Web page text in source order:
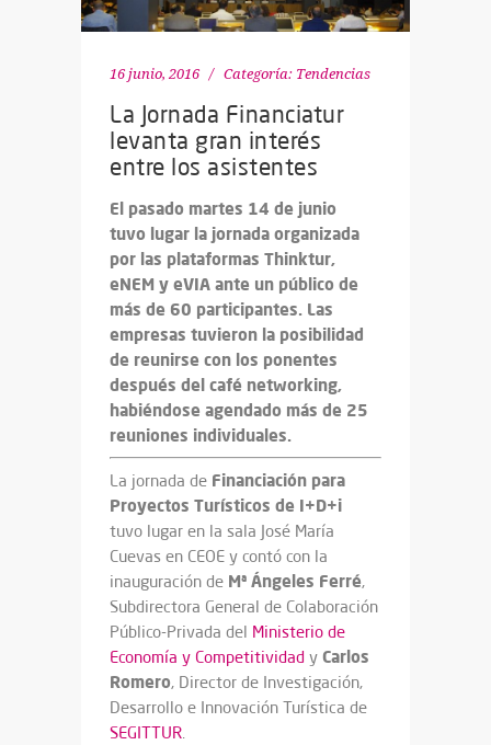
16 junio, 2016 Categoría: Tendencias
La Jornada Financiatur
levanta gran interés
entre los asistentes
El pasado martes 14 de junio
tuvo lugar la jornada organizada
por las plataformas Thinktur,
eNEM y eVIA ante un público de
más de 60 participantes. Las
empresas tuvieron la posibilidad
de reunirse con los ponentes
después del café networking,
habiéndose agendado más de 25
reuniones individuales.
La jornada de Financiación para
Proyectos Turísticos de I+D+i
tuvo lugar en la sala José María
Cuevas en CEOE y contó con la
inauguración de Mª Ángeles Ferré,
Subdirectora General de Colaboración
Público-Privada del Ministerio de
Economía y Competitividad y Carlos
Romero, Director de Investigación,
Desarrollo e Innovación Turística de
SEGITTUR.